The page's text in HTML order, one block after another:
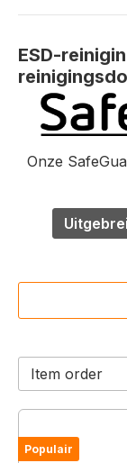
ESD-
Onze
Populair